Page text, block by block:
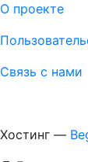
О проекте
Связь с нами
Хостинг —